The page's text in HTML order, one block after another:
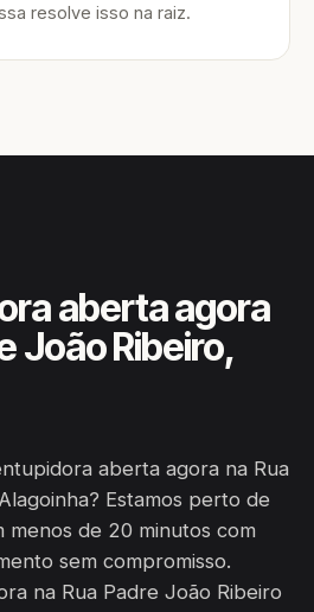
resolve isso na raiz.
aberta agora
João Ribeiro,
aberta agora na Rua
Estamos perto de
menos de 20 minutos com
sem compromisso.
na Rua Padre João Ribeiro